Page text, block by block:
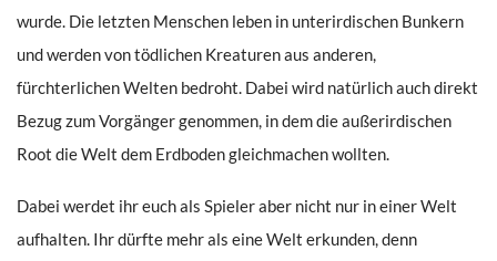
wurde. Die letzten Menschen leben in unterirdischen Bunkern
und werden von tödlichen Kreaturen aus anderen,
fürchterlichen Welten bedroht. Dabei wird natürlich auch direkt
Bezug zum Vorgänger genommen, in dem die außerirdischen
Root die Welt dem Erdboden gleichmachen wollten.
Dabei werdet ihr euch als Spieler aber nicht nur in einer Welt
aufhalten. Ihr dürfte mehr als eine Welt erkunden, denn